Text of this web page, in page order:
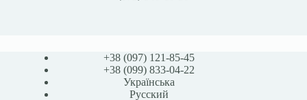
+38 (097) 121-85-45
+38 (099) 833-04-22
Українська
Русский